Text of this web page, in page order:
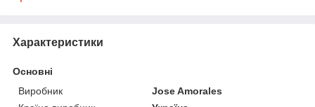
Характеристики
Основні
Виробник
Jose Amorales